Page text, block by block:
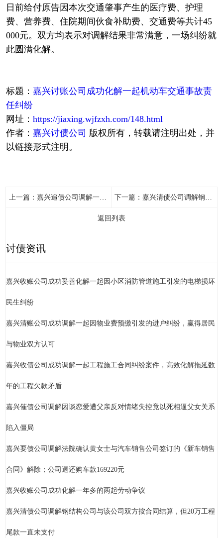
日前给付原告因本次交通肇事产生的医疗费、护理
费、营养费、住院期间伙食补助费、交通费等共计45
000元。双方均表示对调解结果非常满意，一场纠纷就
此圆满化解。
标题： 嘉兴讨账公司成功化解一起机动车交通事故责
任纠纷
网址： https://jiaxing.wjfzxh.com/148.html
作者： 嘉兴讨债公司 版权所有，转载请注明出处，并
以链接形式注明。
上一篇： 嘉兴追债公司调解一起因土地经营权引发的四十年历史纠纷 下一篇： 嘉兴清债公司调解钢结构公司与该公司双方按合同结算，但20万工程尾款一直未支付
返回列表
讨债资讯
嘉兴收账公司成功妥善化解一起因小区消防管道施工引发的电梯损坏
民生纠纷
嘉兴清账公司成功调解一起因物业费预缴引发的进户纠纷，赢得居民
与物业双方认可
嘉兴收债公司成功调解一起工程施工合同纠纷案件，高效化解拖延数
年的工程欠款矛盾
嘉兴催债公司调解因谈恋爱遭父亲反对情绪失控竟以死相逼父女关系
陷入僵局
嘉兴要债公司调解法院确认黄女士与汽车销售公司签订的《新车销售
合同》解除；公司退还购车款169220元
嘉兴收账公司成功化解一年多的两起劳动争议
嘉兴清债公司调解钢结构公司与该公司双方按合同结算，但20万工程
尾款一直未支付